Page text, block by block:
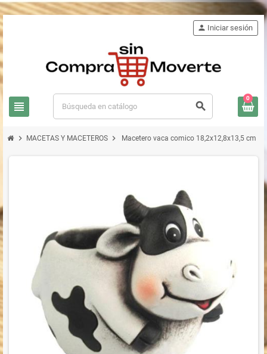
view_headline search
person Iniciar sesión
0
chevron_right MACETAS Y MACETEROS chevron_right Macetero vaca comico 18,2x12,8x13,5 cm